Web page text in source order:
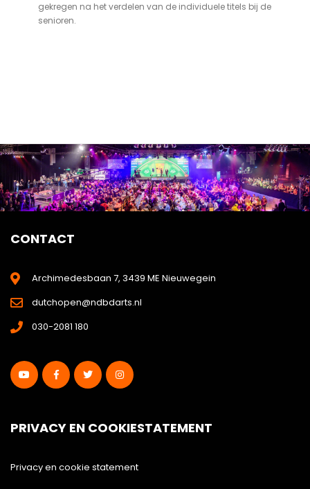
gekregen na het verdelen van de individuele titels bij de
senioren.
CONTACT
Archimedesbaan 7, 3439 ME Nieuwegein
dutchopen@ndbdarts.nl
030-2081 180
PRIVACY EN COOKIESTATEMENT
Privacy en cookie statement